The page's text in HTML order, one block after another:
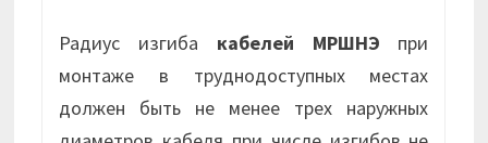
Радиус изгиба кабелей МРШНЭ при
монтаже в труднодоступных местах
должен быть не менее трех наружных